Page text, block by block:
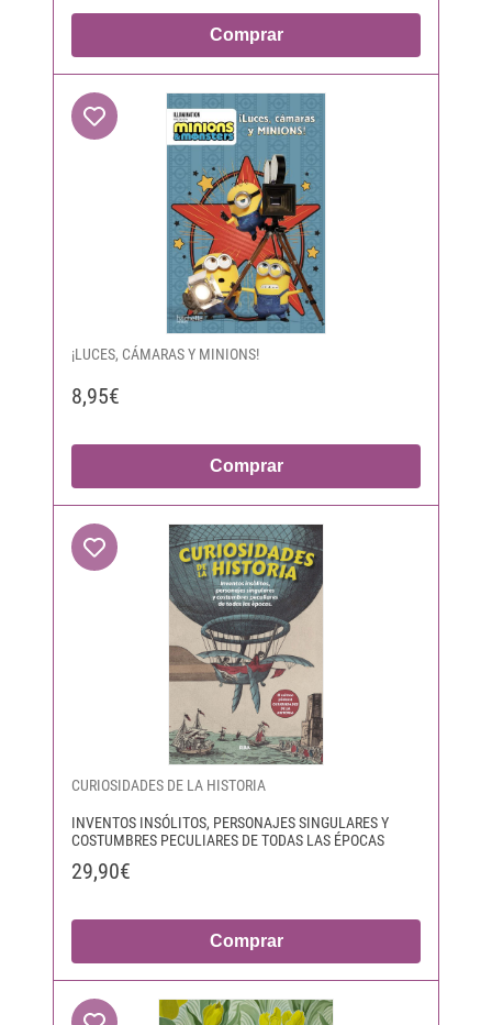
Comprar
¡LUCES, CÁMARAS Y MINIONS!
8,95€
Comprar
CURIOSIDADES DE LA HISTORIA
INVENTOS INSÓLITOS, PERSONAJES SINGULARES Y
COSTUMBRES PECULIARES DE TODAS LAS ÉPOCAS
29,90€
Comprar